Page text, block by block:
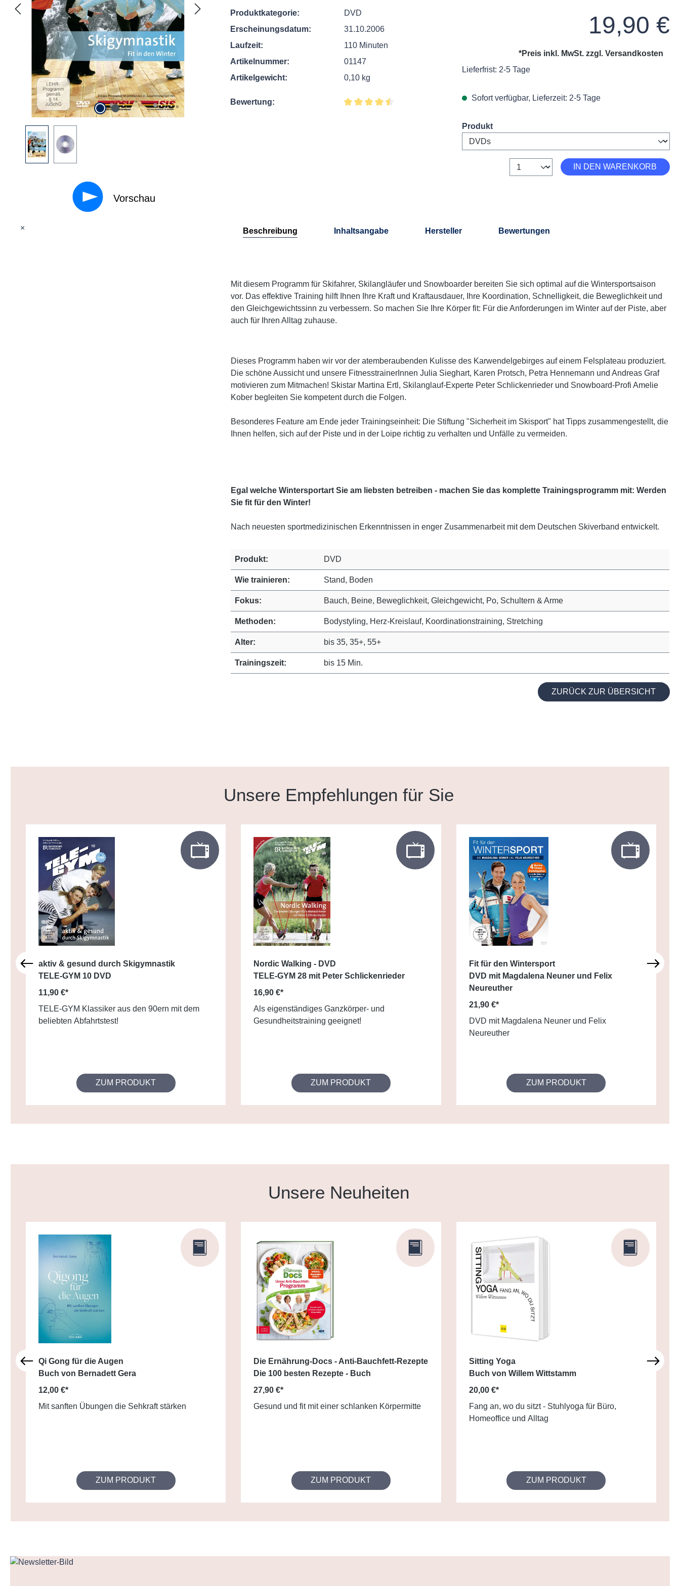
Vorschau
×
Produktkategorie:
DVD
Erscheinungsdatum:
31.10.2006
Laufzeit:
110 Minuten
Artikelnummer:
01147
Artikelgewicht:
0,10 kg
Bewertung:
19,90 €
*Preis inkl. MwSt. zzgl. Versandkosten
Lieferfrist: 2-5 Tage
Sofort verfügbar, Lieferzeit: 2-5 Tage
Select
Produkt
Anzahl IN DEN WARENKORB
Beschreibung Inhaltsangabe Hersteller Bewertungen
Mit diesem Programm für Skifahrer, Skilangläufer und Snowboarder bereiten Sie sich optimal auf die Wintersportsaison
vor. Das effektive Training hilft Ihnen Ihre Kraft und Kraftausdauer, Ihre Koordination, Schnelligkeit, die Beweglichkeit und
den Gleichgewichtssinn zu verbessern. So machen Sie Ihre Körper fit: Für die Anforderungen im Winter auf der Piste, aber
auch für Ihren Alltag zuhause.
Dieses Programm haben wir vor der atemberaubenden Kulisse des Karwendelgebirgesauf einem Felsplateau produziert.
Die schöne Aussicht und unsere FitnesstrainerInnen Julia Sieghart, Karen Protsch, Petra Hennemann und Andreas Graf
motivieren zum Mitmachen! Skistar Martina Ertl, Skilanglauf-Experte Peter Schlickenrieder und Snowboard-Profi Amelie
Kober begleiten Sie kompetent durch die Folgen.
Besonderes Feature am Ende jeder Trainingseinheit: Die Stiftung "Sicherheit im Skisport" hat Tipps zusammengestellt, die
Ihnen helfen, sich auf der Piste und in der Loipe richtig zu verhalten und Unfälle zu vermeiden.
Egal welche Wintersportart Sie am liebsten betreiben - machen Sie das komplette Trainingsprogramm mit: Werden
Sie fit für den Winter!
Nach neuesten sportmedizinischen Erkenntnissen in enger Zusammenarbeit mit dem Deutschen Skiverband entwickelt.
Produkt: DVD
Wie trainieren: Stand, Boden
Fokus: Bauch, Beine, Beweglichkeit, Gleichgewicht, Po, Schultern & Arme
Methoden: Bodystyling, Herz-Kreislauf, Koordinationstraining, Stretching
Alter: bis 35, 35+, 55+
Trainingszeit: bis 15 Min.
ZURÜCK ZUR ÜBERSICHT
Unsere Empfehlungen für Sie
aktiv & gesund durch Skigymnastik
TELE-GYM 10 DVD
11,90 €*
TELE-GYM Klassiker aus den 90ern mit dem
beliebten Abfahrtstest!
ZUM PRODUKT
Nordic Walking - DVD
TELE-GYM 28 mit Peter Schlickenrieder
16,90 €*
Als eigenständiges Ganzkörper- und
Gesundheitstraining geeignet!
ZUM PRODUKT
Fit für den Wintersport
DVD mit Magdalena Neuner und Felix
Neureuther
21,90 €*
DVD mit Magdalena Neuner und Felix
Neureuther
ZUM PRODUKT
Unsere Neuheiten
Qi Gong für die Augen
Buch von Bernadett Gera
12,00 €*
Mit sanften Übungen die Sehkraft stärken
ZUM PRODUKT
Die Ernährung-Docs - Anti-Bauchfett-Rezepte
Die 100 besten Rezepte - Buch
27,90 €*
Gesund und fit mit einer schlanken Körpermitte
ZUM PRODUKT
Sitting Yoga
Buch von Willem Wittstamm
20,00 €*
Fang an, wo du sitzt - Stuhlyoga für Büro,
Homeoffice und Alltag
ZUM PRODUKT